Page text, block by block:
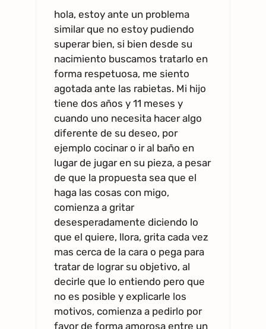
hola, estoy ante un problema
similar que no estoy pudiendo
superar bien, si bien desde su
nacimiento buscamos tratarlo en
forma respetuosa, me siento
agotada ante las rabietas. Mi hijo
tiene dos años y 11 meses y
cuando uno necesita hacer algo
diferente de su deseo, por
ejemplo cocinar o ir al baño en
lugar de jugar en su pieza, a pesar
de que la propuesta sea que el
haga las cosas con migo,
comienza a gritar
desesperadamente diciendo lo
que el quiere, llora, grita cada vez
mas cerca de la cara o pega para
tratar de lograr su objetivo, al
decirle que lo entiendo pero que
no es posible y explicarle los
motivos, comienza a pedirlo por
favor de forma amorosa entre un